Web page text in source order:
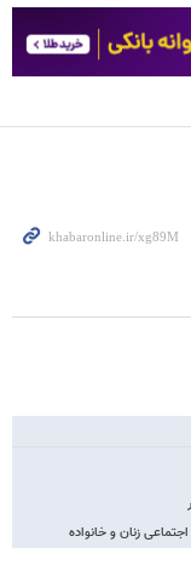
زنان و خانواده